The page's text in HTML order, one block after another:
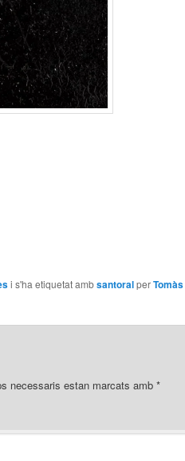
i s'ha etiquetat ambsantoralper
necessaris estan marcats amb *